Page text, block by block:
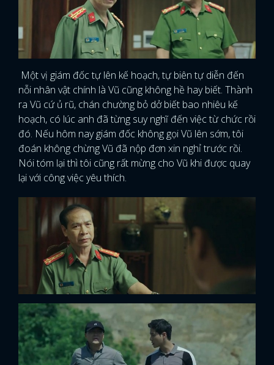
Một vị giám đốc tự lên kế hoạch, tự biên tự diễn đến
nỗi nhân vật chính là Vũ cũng không hề hay biết. Thành
ra Vũ cứ ủ rũ, chán chường bỏ dở biết bao nhiêu kế
hoạch, có lúc anh đã từng suy nghĩ đến việc từ chức rồi
đó. Nếu hôm nay giám đốc không gọi Vũ lên sớm, tôi
đoán không chừng Vũ đã nộp đơn xin nghỉ trước rồi.
Nói tóm lại thì tôi cũng rất mừng cho Vũ khi được quay
lại với công việc yêu thích.